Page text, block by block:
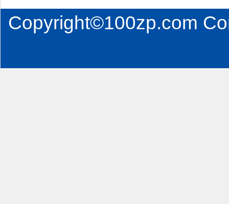
Copyright©100zp.com